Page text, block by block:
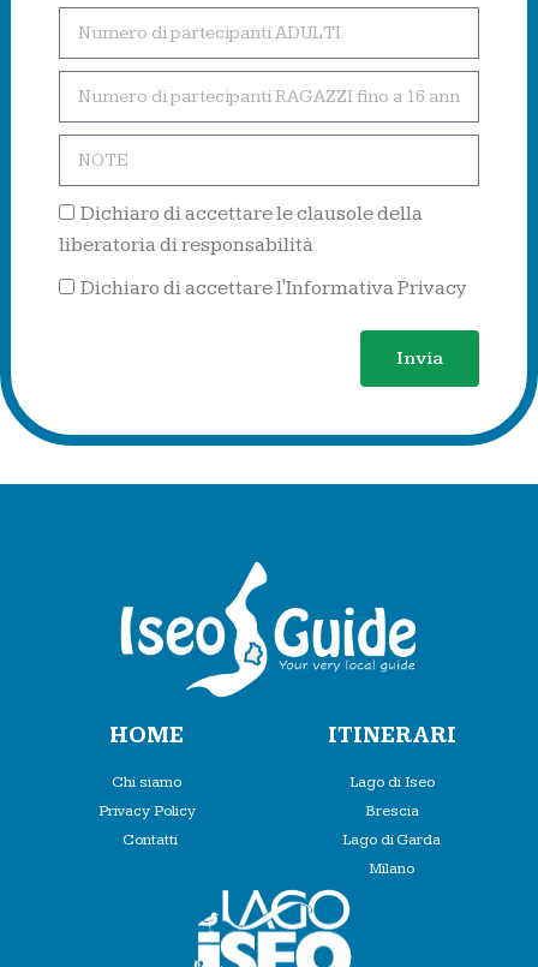
Dichiaro di accettare le clausole della
liberatoria di responsabilità
Dichiaro di accettare l'Informativa Privacy
Invia
HOME
Chi siamo
Privacy Policy
Contatti
ITINERARI
Lago di Iseo
Brescia
Lago di Garda
Milano